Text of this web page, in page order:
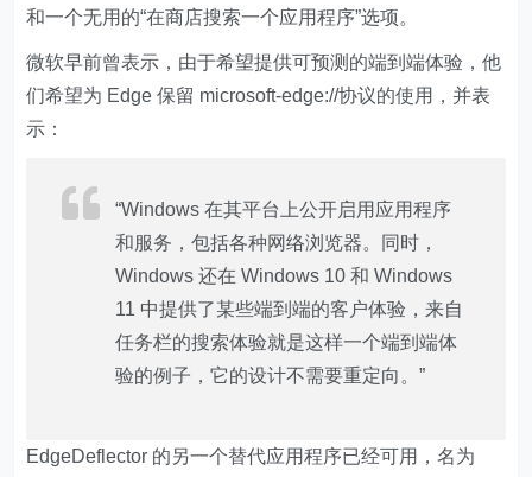
和一个无用的“在商店搜索一个应用程序”选项。
微软早前曾表示，由于希望提供可预测的端到端体验，他
们希望为 Edge 保留 microsoft-edge://协议的使用，并表
示：
“Windows 在其平台上公开启用应用程序
和服务，包括各种网络浏览器。同时，
Windows 还在 Windows 10 和 Windows
11 中提供了某些端到端的客户体验，来自
任务栏的搜索体验就是这样一个端到端体
验的例子，它的设计不需要重定向。”
EdgeDeflector 的另一个替代应用程序已经可用，名为